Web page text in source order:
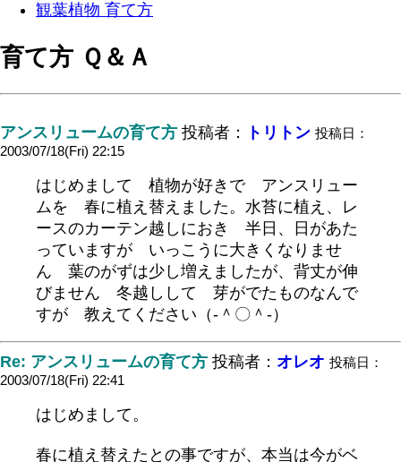
観葉植物 育て方
育て方 Ｑ＆Ａ
アンスリュームの育て方 投稿者： トリトン 投稿日：
2003/07/18(Fri) 22:15
はじめまして 植物が好きで アンスリュー
ムを 春に植え替えました。水苔に植え、レ
ースのカーテン越しにおき 半日、日があた
っていますが いっこうに大きくなりませ
ん 葉のがずは少し増えましたが、背丈が伸
びません 冬越しして 芽がでたものなんで
すが 教えてください（-＾〇＾-）
Re: アンスリュームの育て方 投稿者： オレオ 投稿日：
2003/07/18(Fri) 22:41
はじめまして。
春に植え替えたとの事ですが、本当は今がベ